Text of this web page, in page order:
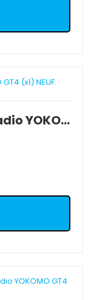
ZE-116 2/OPTION Platine radio YOKOMO GT4 (x1) NEUF.